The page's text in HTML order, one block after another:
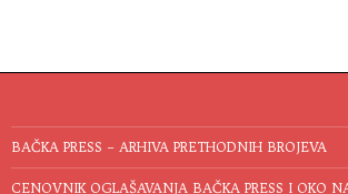
BAČKA PRESS – ARHIVA PRETHODNIH BROJEVA
CENOVNIK OGLAŠAVANJA BAČKA PRESS I OKO